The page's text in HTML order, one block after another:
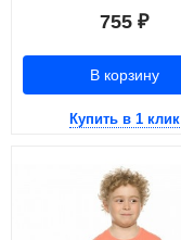
755 ₽
В корзину
Купить в 1 клик